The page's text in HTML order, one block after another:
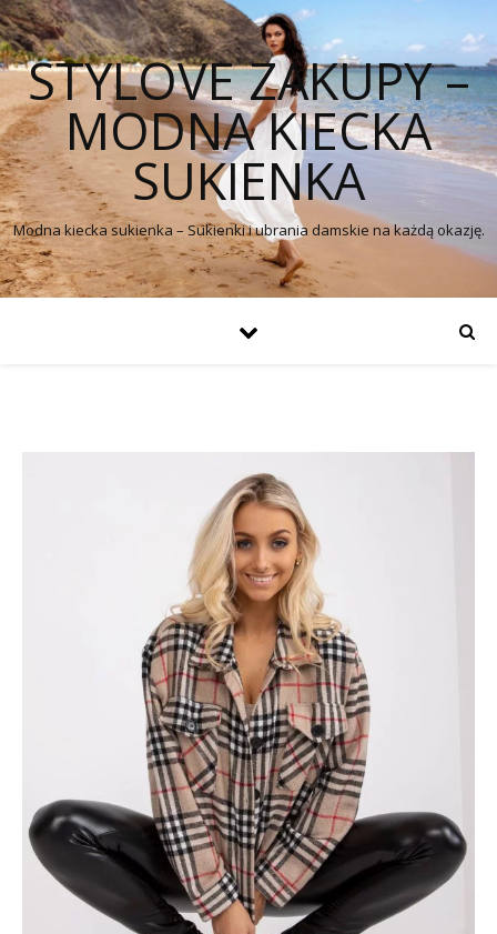
STYLOVE ZAKUPY –
MODNA KIECKA
SUKIENKA
Modna kiecka sukienka – Sukienki i ubrania damskie na każdą okazję.